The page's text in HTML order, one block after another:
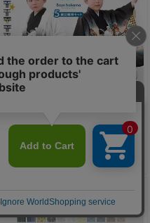
【豪華安心12点フルセット】 七五三
着物 男の子 5歳 袴 購入 販売 絵羽 鷹
兜 男児 753 羽織袴 羽織 袴セット 男の
(rg)
16,990円